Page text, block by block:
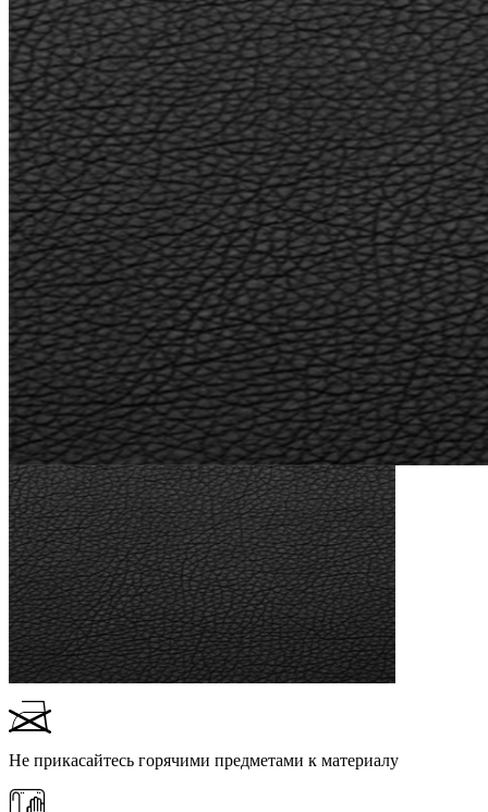
Не прикасайтесь горячими предметами к материалу